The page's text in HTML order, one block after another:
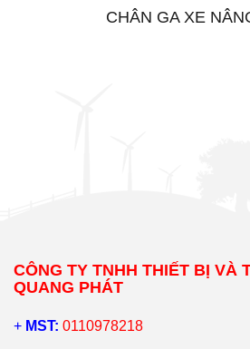
CHÂN GA XE
CÔNG TY TNHH THIẾT BỊ VÀ
QUANG PHÁT
+ MST: 0110978218